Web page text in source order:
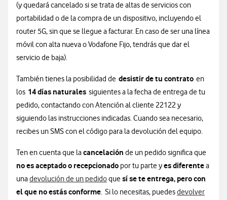
(y quedará cancelado si se trata de altas de servicios con
portabilidad o de la compra de un dispositivo, incluyendo el
router 5G, sin que se llegue a facturar. En caso de ser una línea
móvil con alta nueva o Vodafone Fijo, tendrás que dar el
servicio de baja).
También tienes la posibilidad de desistir de tu contrato en
los 14 días naturales siguientes a la fecha de entrega de tu
pedido, contactando con Atención al cliente 22122 y
siguiendo las instrucciones indicadas. Cuando sea necesario,
recibes un SMS con el código para la devolución del equipo.
Ten en cuenta que lacancelación de un pedido significa que
no es aceptado o recepcionado por tu parte yes diferentea
unadevolución de un pedidoquesí se te entrega, pero con
el que no estás conforme. Si lo necesitas, puedesdevolver